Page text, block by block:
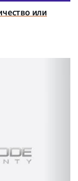
или